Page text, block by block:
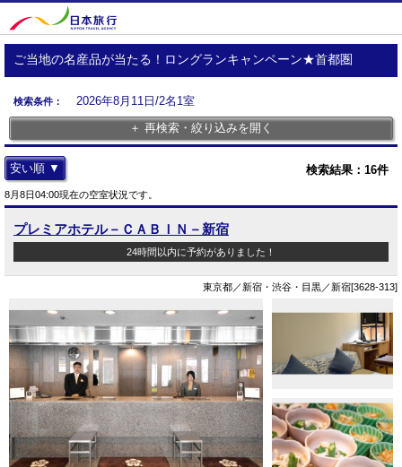
ご当地の名産品が当たる！ロングランキャンペーン★首都圏
検索条件：
2026年8月11日/2名1室
＋ 再検索・絞り込みを開く
検索結果： 16件
安い順 ▼
8月8日04:00現在の空室状況です。
プレミアホテル－ＣＡＢＩＮ－新宿
24時間以内に予約がありました！
東京都／新宿・渋谷・目黒／新宿[3628-313]